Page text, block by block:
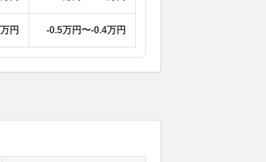
円 -0.5万円〜-0.4万円